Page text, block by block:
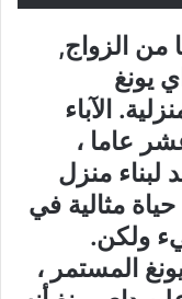
الزواج,
يونغ
الآباء
عاما ،
منزل
مثالية في
ولكن.
المستمر ،